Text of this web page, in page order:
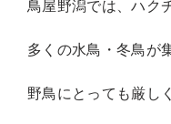
鳥屋野潟では、ハク
多くの水鳥・冬鳥が
野鳥にとっても厳し